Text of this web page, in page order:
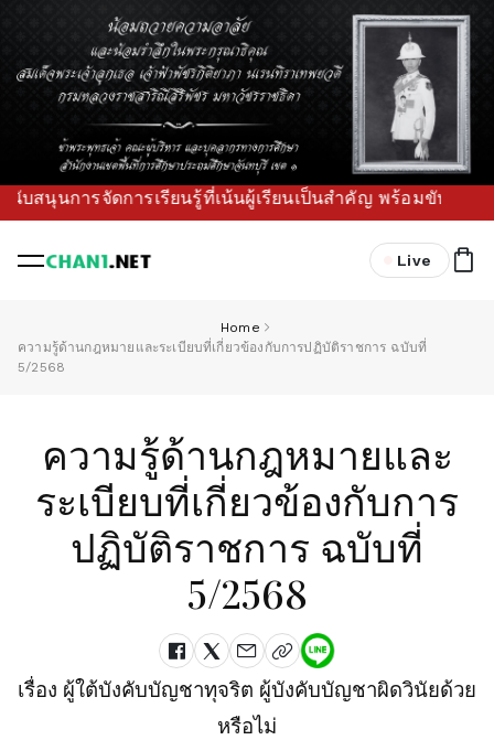
จัดการเรียนรู้ที่เน้นผู้เรียนเป็นสำคัญ พร้อมขับเคลื่
Live
Home
ความรู้ด้านกฎหมายและระเบียบที่เกี่ยวข้องกับการปฏิบัติราชการ ฉบับที่
5/2568
ความรู้ด้านกฎหมายและ
ระเบียบที่เกี่ยวข้องกับการ
ปฏิบัติราชการ ฉบับที่
5/2568
เรื่อง ผู้ใต้บังคับบัญชาทุจริต ผู้บังคับบัญชาผิดวินัยด้วย
หรือไม่